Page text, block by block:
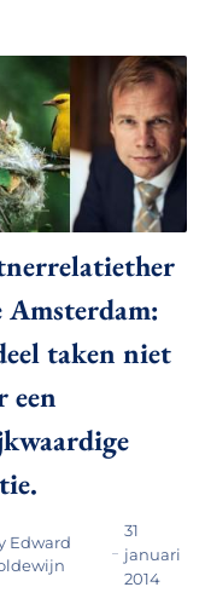
Amsterdam:
taken niet
een
Edward
31
januari
2014